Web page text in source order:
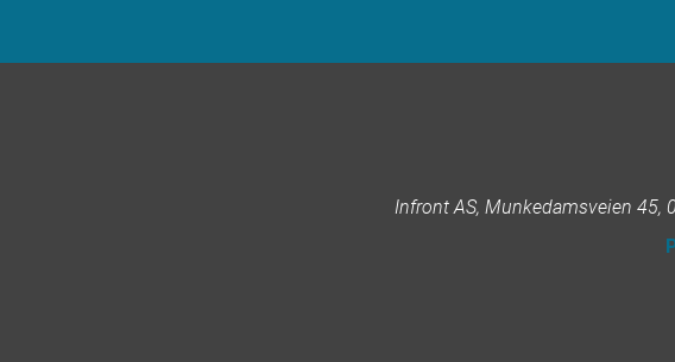
Infront AS, Munkedamsveien